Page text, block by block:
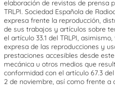
elaboración de revistas de prensa
TRLPI. Sociedad Española de
expresa frente la reproducción,
de sus trabajos y artículos sobre
el artículo 33.1 del TRLPI,
expresa de las reproducciones y
prestaciones accesibles desde
mecánica u otros medios que
conformidad con el artículo 67.3
2 de noviembre, así como frente a